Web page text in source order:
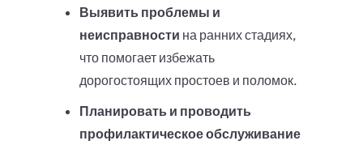
Выявить проблемы и
неисправности на ранних стадиях,
что помогает избежать
дорогостоящих простоев и поломок.
Планировать и проводить
профилактическое обслуживание